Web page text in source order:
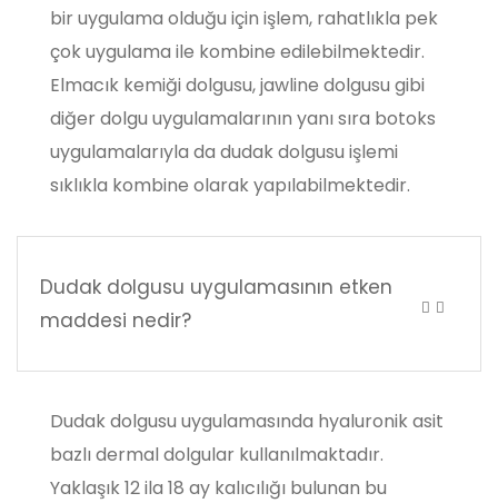
bir uygulama olduğu için işlem, rahatlıkla pek
çok uygulama ile kombine edilebilmektedir.
Elmacık kemiği dolgusu, jawline dolgusu gibi
diğer dolgu uygulamalarının yanı sıra botoks
uygulamalarıyla da dudak dolgusu işlemi
sıklıkla kombine olarak yapılabilmektedir.
Dudak dolgusu uygulamasının etken
maddesi nedir?
Dudak dolgusu uygulamasında hyaluronik asit
bazlı dermal dolgular kullanılmaktadır.
Yaklaşık 12 ila 18 ay kalıcılığı bulunan bu